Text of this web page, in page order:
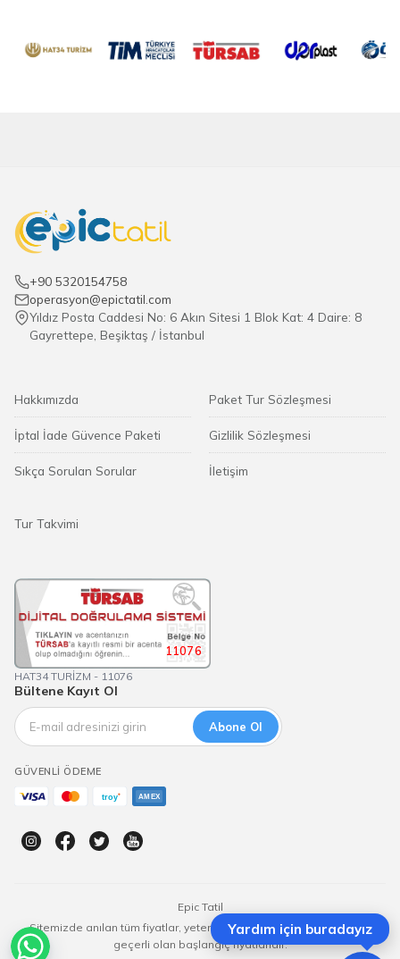
+90 5320154758
operasyon@epictatil.com
Yıldız Posta Caddesi No: 6 Akın Sitesi 1 Blok Kat: 4 Daire: 8
Gayrettepe, Beşiktaş / İstanbul
Hakkımızda
İptal İade Güvence Paketi
Sıkça Sorulan Sorular
Paket Tur Sözleşmesi
Gizlilik Sözleşmesi
İletişim
Tur Takvimi
11076
HAT34 TURİZM - 11076
Bültene Kayıt Ol
Abone Ol
GÜVENLI ÖDEME
Epic Tatil
Sitemizde anılan tüm fiyatlar, yeterli kontenjan olması durumunda
geçerli olan başlangıç fiyatlarıdır.
Yardım için buradayız